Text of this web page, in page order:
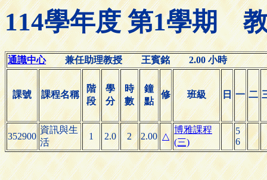
114學年度 第1學期
通識中心兼任助理教授 王賓銘 2.00 小時
課號 課程名稱
階
段
學
分
時
數
鐘
點
修 班級 日 一 二
352900
資訊與生
活
1 2.0 2 2.00 △
博雅課程
(三)
5
6